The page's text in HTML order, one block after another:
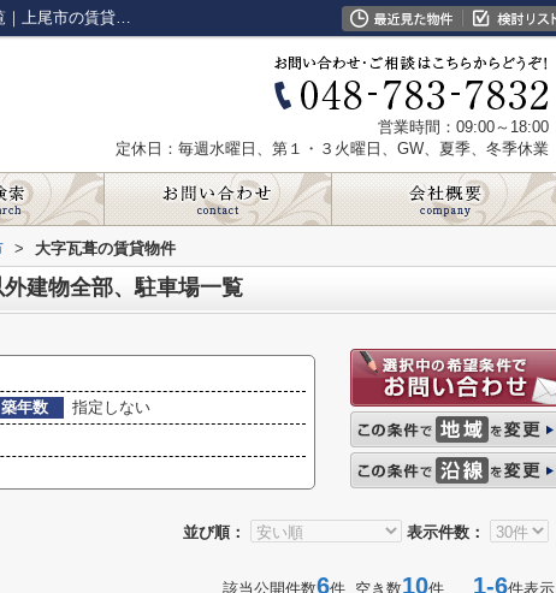
上尾市大字瓦葺の賃貸、店舗、事務所、土地(賃貸)、住宅以外建物全部、駐車場一覧｜上尾市の賃貸マンション｜株式会社AGトラスト
営業時間：09:00～18:00
定休日：毎週水曜日、第１・３火曜日、GW、夏季、冬季休業
> 大字瓦葺の賃貸物件
建物全部、駐車場一覧
築年数
指定しない
並び順： 表示件数：
該当公開件数6件 空き数10件 1-6件表示